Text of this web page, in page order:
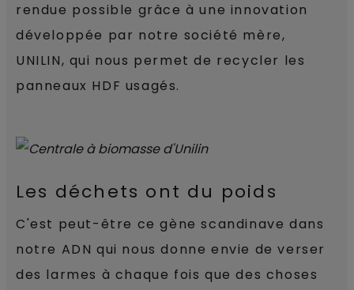
rendue possible grâce à une innovation
développée par notre société mère,
UNILIN, qui nous permet de recycler les
panneaux HDF usagés.
Les déchets ont du poids
C'est peut-être ce gène scandinave dans
notre ADN qui nous donne envie de verser
des larmes à chaque fois que des choses